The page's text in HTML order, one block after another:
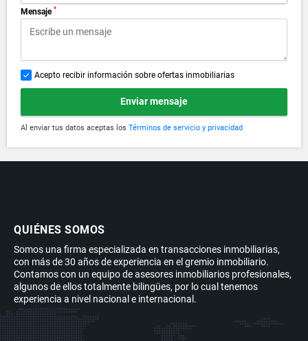
Mensaje *
Acepto recibir información sobre ofertas inmobiliarias
Enviar mensaje
Al enviar tus datos aceptas los Términos de servicio y privacidad
QUIÉNES SOMOS
Somos una firma especializada en transacciones inmobiliarias,
con más de 30 años de experiencia en el gremio inmobiliario.
Contamos con un equipo de asesores inmobiliarios profesionales,
algunos de ellos totalmente bilingües, por lo cual tenemos
experiencia a nivel nacional e internacional.